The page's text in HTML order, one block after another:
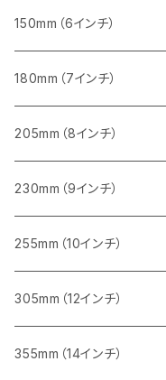
セグメント（特殊凸凹加工チップ
セグメントタイプ
一般道路カッター用
355ｍｍ（14インチ）
一般道路カッター用
405mm（16インチ）
一般道路カッター用
455ｍｍ（18インチ）
一般道路カッター用
みかげ石（御影石）切断用
コンクリート切断用
ブロック切断用
レンガ切断用
インターロッキング切断用
鋳鉄管切断用
ヒューム管・U字溝切断用
タイル切断用
みかげ石（御影石）切断用
コンクリート切断用
ブロック切断用
レンガ切断用
インターロッキング切断用
鋳鉄管切断用
150mm（6インチ）
みかげ石（御影石）切断用
コンクリート切断用
ブロック切断用
レンガ切断用
インターロッキング切断用
鋳鉄管切断用
180mm（7インチ）
みかげ石（御影石）切断用
コンクリート切断用
ブロック切断用
レンガ切断用
インターロッキング切断用
205mm（8インチ）
みかげ石（御影石）切断用
コンクリート切断用
ブロック切断用
レンガ切断用
230mm（9インチ）
みかげ石（御影石）切断用
コンクリート切断用
ブロック切断用
255mm（10インチ）
コンクリート切断用
一般道路カッター用
ブロック切断用
305mm（12インチ）
みかげ石（御影石）切断用
355mm（14インチ）